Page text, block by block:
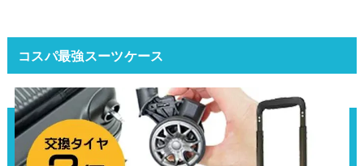
コスパ最強スーツケース